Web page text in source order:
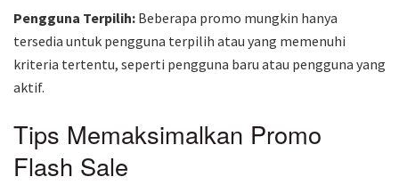
Pengguna Terpilih: Beberapa promo mungkin hanya
tersedia untuk pengguna terpilih atau yang memenuhi
kriteria tertentu, seperti pengguna baru atau pengguna yang
aktif.
Tips Memaksimalkan Promo
Flash Sale